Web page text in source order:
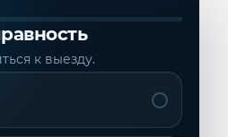
к выезду.